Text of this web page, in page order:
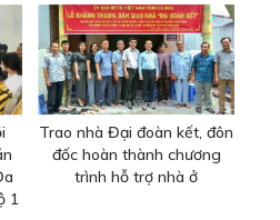
1
Trao nhà Đại đoàn kết, đôn
đốc hoàn thành chương
trình hỗ trợ nhà ở